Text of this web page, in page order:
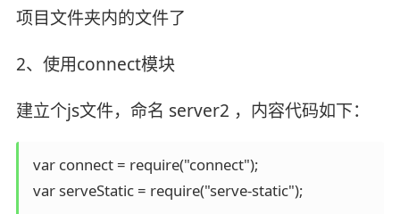
项目文件夹内的文件了
2、使用connect模块
建立个js文件，命名 server2 ，内容代码如下：
var connect = require("connect");
var serveStatic = require("serve-static");